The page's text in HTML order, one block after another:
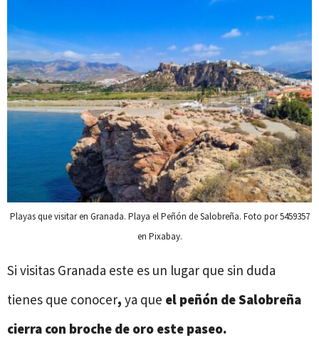
Playas que visitar en Granada. Playa el Peñón de Salobreña. Foto por 5459357
en Pixabay.
Si visitas Granada este es un lugar que sin duda
tienes que conocer, ya que el peñón de Salobreña
cierra con broche de oro este paseo.